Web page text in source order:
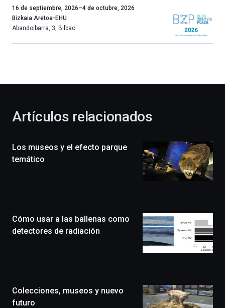
Un
año
más,
celebración
novena
edición
un
festival
monólogos,
exposiciones,
16 de septiembre, 2026–4 de octubre, 2026
Bizkaia Aretoa-EHU
Abandoibarra, 3, Bilbao
Artículos relacionados
Los museos y el efecto parque
temático
Cómo usar a las ballenas como
detectores de radiación
Colecciones, museos y nuevo
futuro